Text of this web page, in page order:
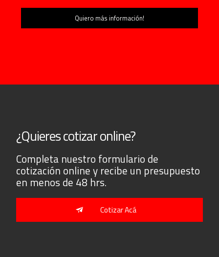
¿Quieres cotizar online?
Completa nuestro formulario de
cotización online y recibe un presupuesto
en menos de 48 hrs.
Cotizar Acá